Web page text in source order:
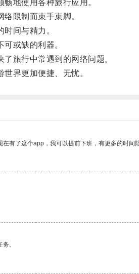
地使用各种旅行应用。
限制而束手束脚。
间与精力。
或缺的利器。
旅行中常遇到的网络问题。
界更加便捷、无忧。
有了这个app，我可以提前下班，有更多的时间
。